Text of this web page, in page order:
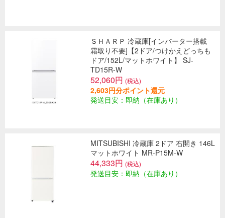
ＳＨＡＲＰ 冷蔵庫[インバーター搭載
霜取り不要]【2ドア/つけかえどっちも
ドア/152L/マットホワイト】 SJ-
TD15R-W
52,060円 (税込)
2,603円分ポイント還元
発送目安：即納（在庫あり）
MITSUBISHI 冷蔵庫 2ドア 右開き 146L
マットホワイト MR-P15M-W
44,333円 (税込)
発送目安：即納（在庫あり）